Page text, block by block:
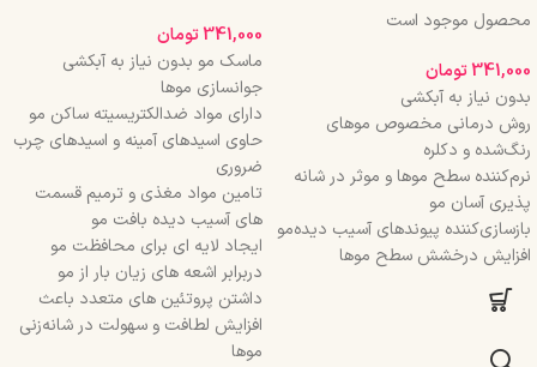
محصول موجود است
341,000تومان
بدون نیاز به آبکشی
روش درمانی مخصوص موهای
رنگ‌شده و دکلره
نرم‌کننده سطح موها و موثر در شانه
پذیری آسان مو
بازسازی‌کننده پیوندهای آسیب دیده‌مو
افزایش درخشش سطح موها
341,000تومان
ماسک مو بدون نیاز به آبکشی
جوانسازی موها
دارای مواد ضدالکتریسیته ساکن مو
حاوی اسیدهای آمینه و اسیدهای چرب
ضروری
تامین مواد مغذی و ترمیم قسمت
های آسیب دیده بافت مو
ایجاد لایه ای برای محافظت مو
دربرابر اشعه های زیان بار از مو
داشتن پروتئین های متعدد باعث
افزایش لطافت و سهولت در شانه‌زنی
موها